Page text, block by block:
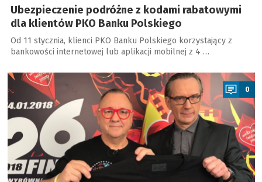
Ubezpieczenie podróżne z kodami rabatowymi
dla klientów PKO Banku Polskiego
Od 11 stycznia, klienci PKO Banku Polskiego korzystający z
bankowości internetowej lub aplikacji mobilnej z 4 …
a
0